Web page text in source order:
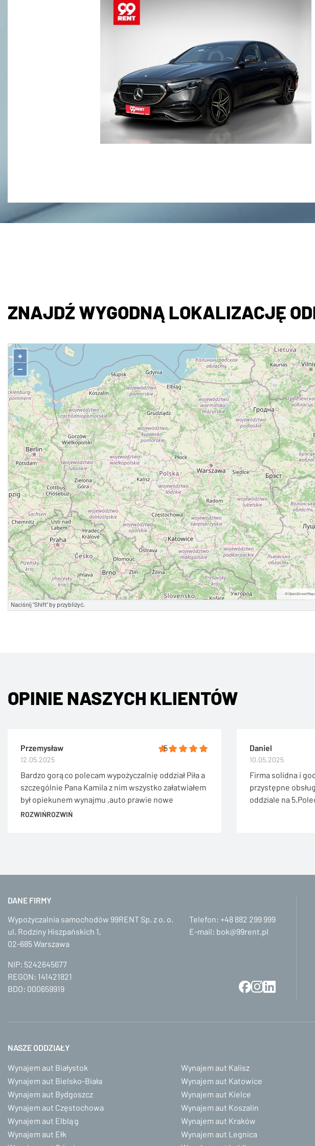
ZNAJDŹ WYGODNĄ LOKALIZACJĘ
+
−
©OpenStreetMap
Naciśnij "Shift" by przybliżyć.
OPINIE NASZYCH KLIENTÓW
Przemysław
12.05.2025
Bardzo gorąco polecam wypożyczalnię oddział Piła a
szczególnie Pana Kamila z nim wszystko załatwiałem
był opiekunem wynajmu ,auto prawie nowe
podstawił na czas ,wszystko wyjaśnił pokazał ,bardzo
ROZWIŃROZWIŃ
Daniel
10.05.2025
Firma solidna i
przystępne
oddziale na
5
DANE FIRMY
Wypożyczalnia samochodów 99RENT Sp. z o. o.
ul. Rodziny Hiszpańskich 1,
02-685 Warszawa
Telefon: +48 882 299 999
E-mail: bok@99rent.pl
NIP: 5242645677
REGON: 141421821
BDO: 000659919
NASZE ODDZIAŁY
Wynajem aut Białystok
Wynajem aut Bielsko-Biała
Wynajem aut Bydgoszcz
Wynajem aut Częstochowa
Wynajem aut Elbląg
Wynajem aut Ełk
Wynajem aut Kalisz
Wynajem aut Katowice
Wynajem aut Kielce
Wynajem aut Koszalin
Wynajem aut Kraków
Wynajem aut Legnica